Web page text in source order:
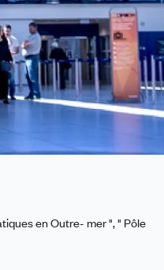
en Outre- mer ", " Pôle